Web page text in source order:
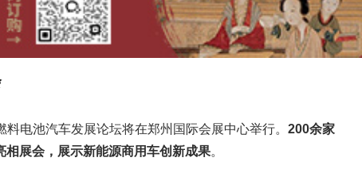
电池汽车发展论坛将在郑州国际会展中心举行。200余家
展会，展示新能源商用车创新成果。